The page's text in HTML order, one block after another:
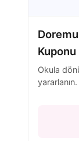
Kuponu
Okula
yararlanın.